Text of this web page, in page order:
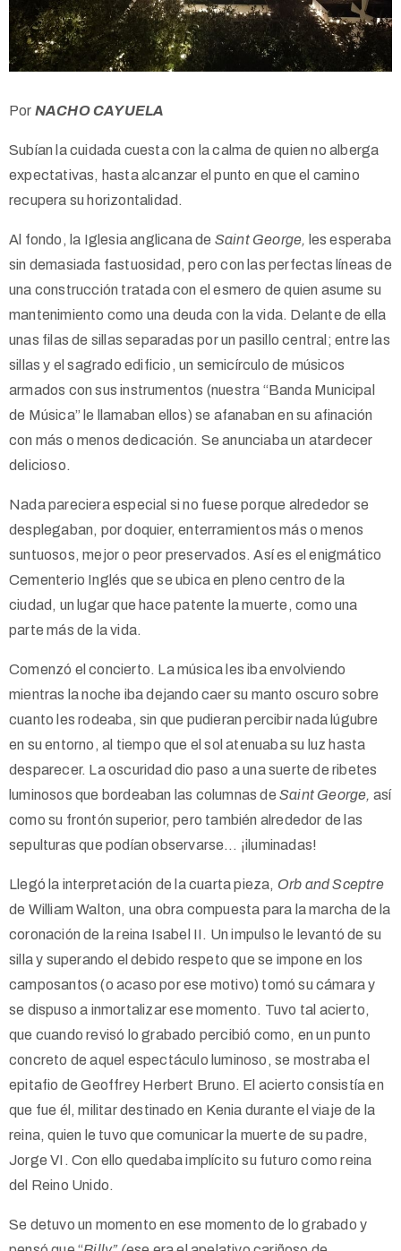
Por NACHO CAYUELA
Subían la cuidada cuesta con la calma de quien no alberga
expectativas, hasta alcanzar el punto en que el camino
recupera su horizontalidad.
Al fondo, la Iglesia anglicana de Saint George, les esperaba
sin demasiada fastuosidad, pero con las perfectas líneas de
una construcción tratada con el esmero de quien asume su
mantenimiento como una deuda con la vida. Delante de ella
unas filas de sillas separadas por un pasillo central; entre las
sillas y el sagrado edificio, un semicírculo de músicos
armados con sus instrumentos (nuestra “Banda Municipal
de Música” le llamaban ellos) se afanaban en su afinación
con más o menos dedicación. Se anunciaba un atardecer
delicioso.
Nada pareciera especial si no fuese porque alrededor se
desplegaban, por doquier, enterramientos más o menos
suntuosos, mejor o peor preservados. Así es el enigmático
Cementerio Inglés que se ubica en pleno centro de la
ciudad, un lugar que hace patente la muerte, como una
parte más de la vida.
Comenzó el concierto. La música les iba envolviendo
mientras la noche iba dejando caer su manto oscuro sobre
cuanto les rodeaba, sin que pudieran percibir nada lúgubre
en su entorno, al tiempo que el sol atenuaba su luz hasta
desparecer. La oscuridad dio paso a una suerte de ribetes
luminosos que bordeaban las columnas de Saint George, así
como su frontón superior, pero también alrededor de las
sepulturas que podían observarse… ¡iluminadas!
Llegó la interpretación de la cuarta pieza, Orb and Sceptre
de William Walton, una obra compuesta para la marcha de la
coronación de la reina Isabel II. Un impulso le levantó de su
silla y superando el debido respeto que se impone en los
camposantos (o acaso por ese motivo) tomó su cámara y
se dispuso a inmortalizar ese momento. Tuvo tal acierto,
que cuando revisó lo grabado percibió como, en un punto
concreto de aquel espectáculo luminoso, se mostraba el
epitafio de Geoffrey Herbert Bruno. El acierto consistía en
que fue él, militar destinado en Kenia durante el viaje de la
reina, quien le tuvo que comunicar la muerte de su padre,
Jorge VI. Con ello quedaba implícito su futuro como reina
del Reino Unido.
Se detuvo un momento en ese momento de lo grabado y